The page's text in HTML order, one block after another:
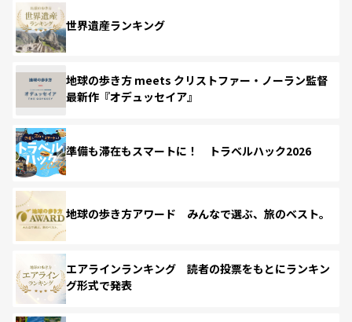
世界遺産ランキング
地球の歩き方 meets クリストファー・ノーラン監督
最新作『オデュッセイア』
準備も滞在もスマートに！ トラベルハック2026
地球の歩き方アワード みんなで選ぶ、旅のベスト。
エアラインランキング 読者の投票をもとにランキン
グ形式で発表